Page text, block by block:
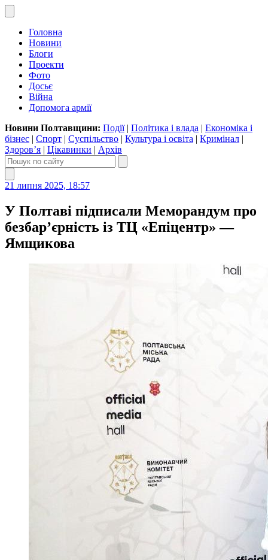
Головна
Новини
Блоги
Проекти
Фото
Досьє
Війна
Допомога армії
Новини Полтавщини: Події| Політика і влада | Економіка і
бізнес | Спорт | Суспільство | Культура і освіта | Кримінал |
Здоров’я | Цікавинки | Архів
21 липня 2025, 18:57
У Полтаві підписали Меморандум про
безбар’єрність із ТЦ «Епіцентр» —
Ямщикова